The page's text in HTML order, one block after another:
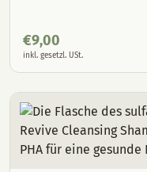
€9,00
inkl. gesetzl. USt.